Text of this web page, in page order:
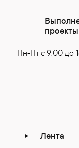
проекты
Пн-Пт с 9:00 до
Лента